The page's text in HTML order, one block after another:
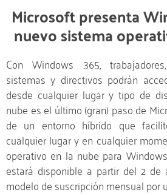
Microsoft presenta
nuevo sistema
Con Windows 365,
sistemas y directivos podrán
desde cualquier lugar y tipo de
nube es el último (gran) paso de
de un entorno híbrido que
cualquier lugar y en cualquier
operativo en la nube para
estará disponible a partir del 2
modelo de suscripción mensual por